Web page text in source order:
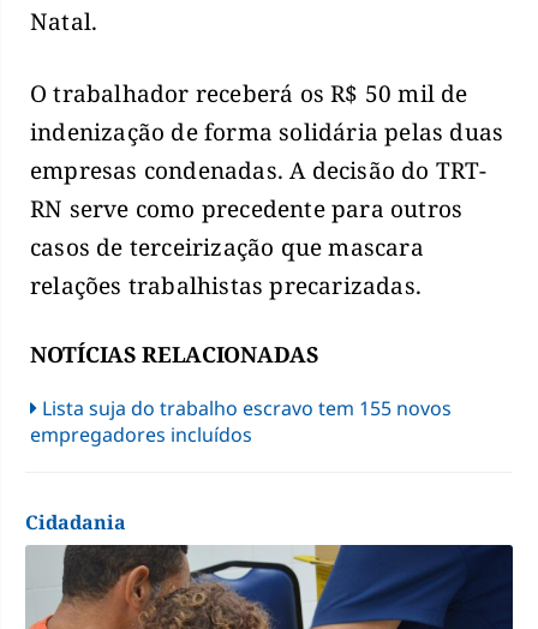
Natal.
O trabalhador receberá os R$ 50 mil de
indenização de forma solidária pelas duas
empresas condenadas. A decisão do TRT-
RN serve como precedente para outros
casos de terceirização que mascara
relações trabalhistas precarizadas.
NOTÍCIAS RELACIONADAS
Lista suja do trabalho escravo tem 155 novos
empregadores incluídos
Cidadania